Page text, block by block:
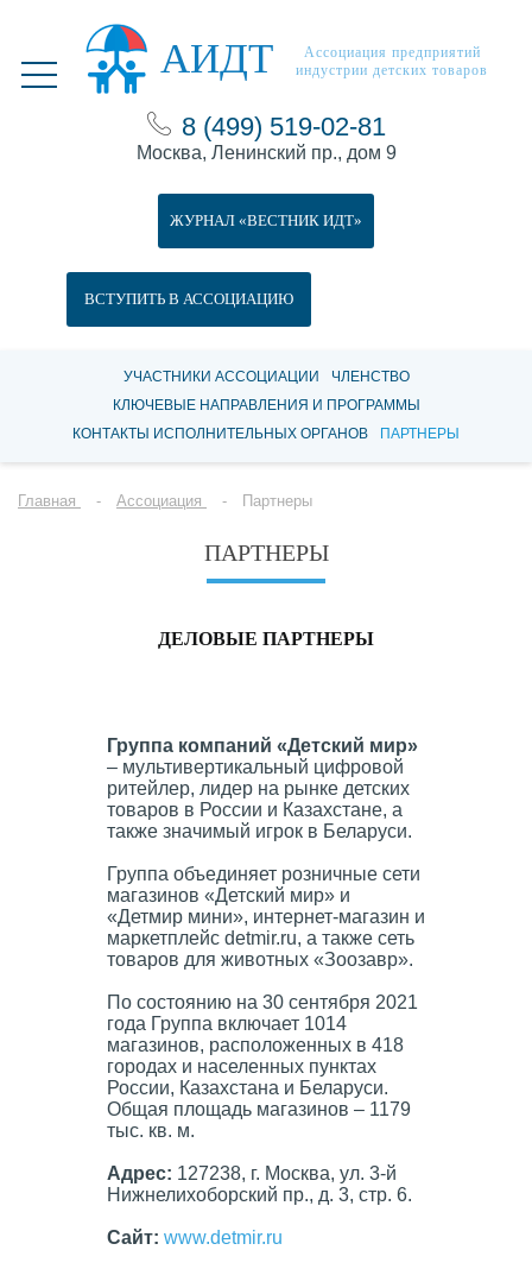
АИДТ
Ассоциация предприятий
индустрии детских товаров
8 (499) 519-02-81
Москва, Ленинский пр., дом 9
ВСТУПИТЬ В АССОЦИАЦИЮ
ЖУРНАЛ «ВЕСТНИК ИДТ»
УЧАСТНИКИ АССОЦИАЦИИ
ЧЛЕНСТВО
КЛЮЧЕВЫЕ НАПРАВЛЕНИЯ И ПРОГРАММЫ
КОНТАКТЫ ИСПОЛНИТЕЛЬНЫХ ОРГАНОВ
ПАРТНЕРЫ
Главная Ассоциация Партнеры
ПАРТНЕРЫ
ДЕЛОВЫЕ ПАРТНЕРЫ
Группа компаний «Детский мир»
– мультивертикальный цифровой
ритейлер, лидер на рынке детских
товаров в России и Казахстане, а
также значимый игрок в Беларуси.
Группа объединяет розничные сети
магазинов «Детский мир» и
«Детмир мини», интернет-магазин и
маркетплейс detmir.ru, а также сеть
товаров для животных «Зоозавр».
По состоянию на 30 сентября 2021
года Группа включает 1014
магазинов, расположенных в 418
городах и населенных пунктах
России, Казахстана и Беларуси.
Общая площадь магазинов – 1179
тыс. кв. м.
Адрес: 127238, г. Москва, ул. 3-й
Нижнелихоборский пр., д. 3, стр. 6.
Сайт: www.detmir.ru